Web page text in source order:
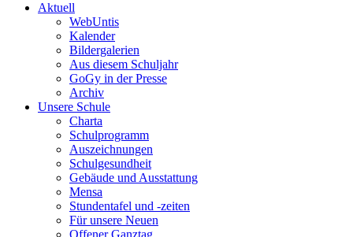
Aktuell
WebUntis
Kalender
Bildergalerien
Aus diesem Schuljahr
GoGy in der Presse
Archiv
Unsere Schule
Charta
Schulprogramm
Auszeichnungen
Schulgesundheit
Gebäude und Ausstattung
Mensa
Stundentafel und -zeiten
Für unsere Neuen
Offener Ganztag